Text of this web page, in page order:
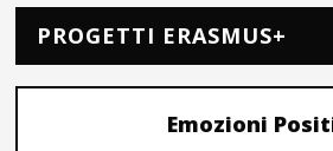
PROGETTI ERASMUS+
Emozioni